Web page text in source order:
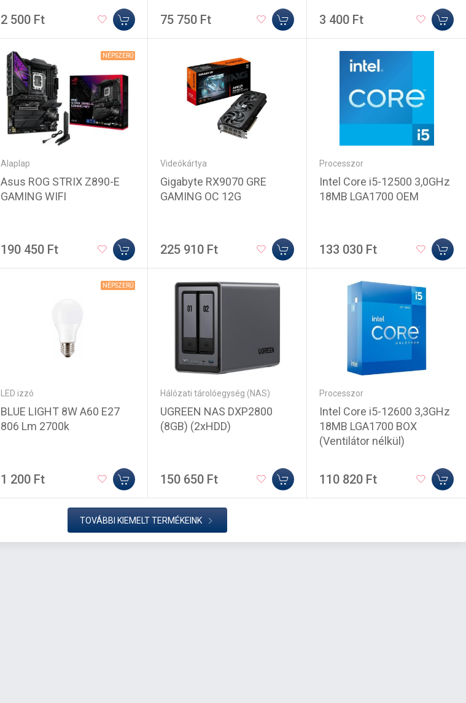
2 500 Ft 75 750 Ft 3 400 Ft
NÉPSZERŰ
Alaplap
Asus ROG STRIX Z890-E
GAMING WIFI
190 450 Ft
Videókártya
Gigabyte RX9070 GRE
GAMING OC 12G
225 910 Ft
Processzor
Intel Core i5-12500 3,0GHz
18MB LGA1700 OEM
133 030 Ft
NÉPSZERŰ
LED izzó
BLUE LIGHT 8W A60 E27
806 Lm 2700k
1 200 Ft
Hálózati tárolóegység (NAS)
UGREEN NAS DXP2800
(8GB) (2xHDD)
150 650 Ft
Processzor
Intel Core i5-12600 3,3GHz
18MB LGA1700 BOX
(Ventilátor nélkül)
110 820 Ft
TOVÁBBI KIEMELT TERMÉKEINK